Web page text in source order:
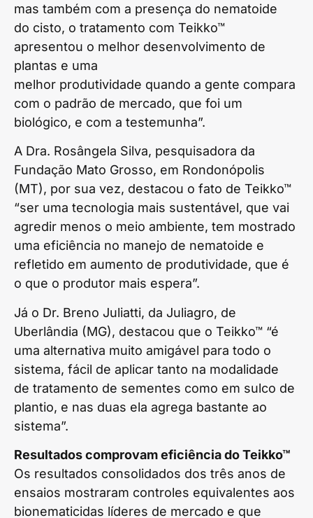
mas também com a presença do nematoide
do cisto, o tratamento com Teikko™
apresentou o melhor desenvolvimento de
plantas e uma
melhor produtividade quando a gente compara
com o padrão de mercado, que foi um
biológico, e com a testemunha”.
A Dra. Rosângela Silva, pesquisadora da
Fundação Mato Grosso, em Rondonópolis
(MT), por sua vez, destacou o fato de Teikko™
“ser uma tecnologia mais sustentável, que vai
agredir menos o meio ambiente, tem mostrado
uma eficiência no manejo de nematoide e
refletido em aumento de produtividade, que é
o que o produtor mais espera”.
Já o Dr. Breno Juliatti, da Juliagro, de
Uberlândia (MG), destacou que o Teikko™ “é
uma alternativa muito amigável para todo o
sistema, fácil de aplicar tanto na modalidade
de tratamento de sementes como em sulco de
plantio, e nas duas ela agrega bastante ao
sistema”.
Resultados comprovam eficiência do Teikko™
Os resultados consolidados dos três anos de
ensaios mostraram controles equivalentes aos
bionematicidas líderes de mercado e que